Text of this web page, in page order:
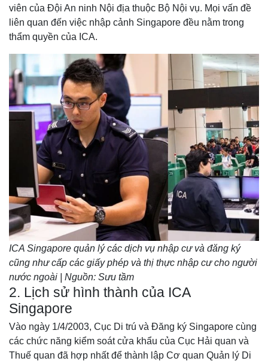
viên của Đội An ninh Nội địa thuộc Bộ Nội vụ. Mọi vấn đề
liên quan đến việc nhập cảnh Singapore đều nằm trong
thẩm quyền của ICA.
ICA Singapore quản lý các dịch vụ nhập cư và đăng ký
cũng như cấp các giấy phép và thị thực nhập cư cho người
nước ngoài | Nguồn: Sưu tầm
2. Lịch sử hình thành của ICA
Singapore
Vào ngày 1/4/2003, Cục Di trú và Đăng ký Singapore cùng
các chức năng kiểm soát cửa khẩu của Cục Hải quan và
Thuế quan đã hợp nhất để thành lập Cơ quan Quản lý Di